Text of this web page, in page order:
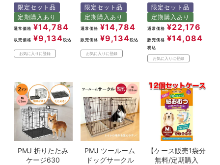
限定セット品
定期購入あり
通常価格 ¥14,784
販売価格 ¥9,134税込
お気に入りに登録
限定セット品
定期購入あり
通常価格 ¥14,784
販売価格 ¥9,134税込
お気に入りに登録
限定セット品
定期購入あり
通常価格 ¥22,176
販売価格 ¥14,084
税込
お気に入りに登録
PMJ 折りたたみ
ケージ630
PMJ ツールーム
ドッグサークル
【ケース販売1袋分
無料/定期購入